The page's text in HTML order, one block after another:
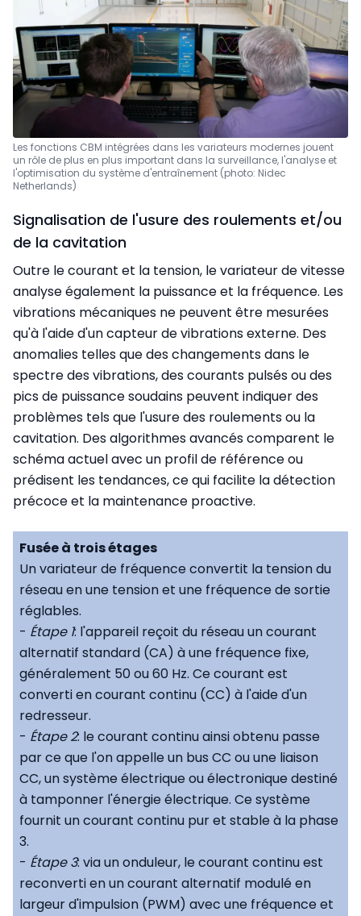
Les fonctions CBM intégrées dans les variateurs modernes jouent
un rôle de plus en plus important dans la surveillance, l'analyse et
l'optimisation du système d'entraînement (photo: Nidec
Netherlands)
Signalisation de l'usure des roulements et/ou
de la cavitation
Outre le courant et la tension, le variateur de vitesse
analyse également la puissance et la fréquence. Les
vibrations mécaniques ne peuvent être mesurées
qu'à l'aide d'un capteur de vibrations externe. Des
anomalies telles que des changements dans le
spectre des vibrations, des courants pulsés ou des
pics de puissance soudains peuvent indiquer des
problèmes tels que l'usure des roulements ou la
cavitation. Des algorithmes avancés comparent le
schéma actuel avec un profil de référence ou
prédisent les tendances, ce qui facilite la détection
précoce et la maintenance proactive.
Fusée à trois étages
Un variateur de fréquence convertit la tension du
réseau en une tension et une fréquence de sortie
réglables.
- Étape 1: l'appareil reçoit du réseau un courant
alternatif standard (CA) à une fréquence fixe,
généralement 50 ou 60 Hz. Ce courant est
converti en courant continu (CC) à l'aide d'un
redresseur.
- Étape 2: le courant continu ainsi obtenu passe
par ce que l'on appelle un bus CC ou une liaison
CC, un système électrique ou électronique destiné
à tamponner l'énergie électrique. Ce système
fournit un courant continu pur et stable à la phase
3.
- Étape 3: via un onduleur, le courant continu est
reconverti en un courant alternatif modulé en
largeur d'impulsion (PWM) avec une fréquence et